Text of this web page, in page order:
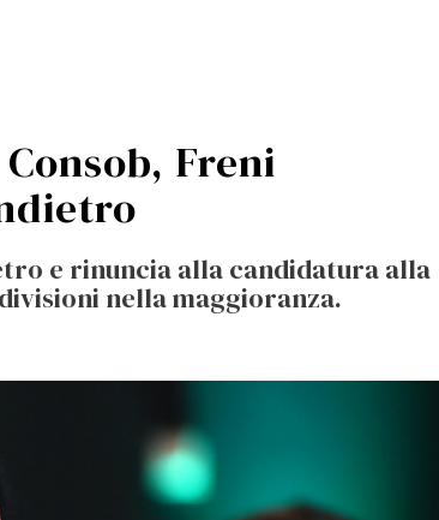
Freni
e rinuncia alla candidatura alla
nella maggioranza.